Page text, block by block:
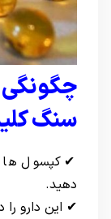
سنگ
✔ کپسول ها
دهید.
✔ این دارو را در دمای